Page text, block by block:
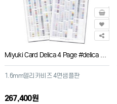
Miyuki Card Delica 4 Page #delica N-1r
1.6mm델리카비즈 4면샘플판
267,400원